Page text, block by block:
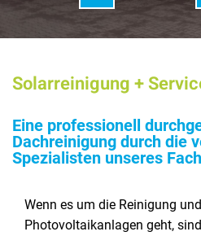
Solarreinigung +
Eine professionell
Dachreinigung durch die
Spezialisten unseres
Wenn es um die Reinigung
Photovoltaikanlagen geht,